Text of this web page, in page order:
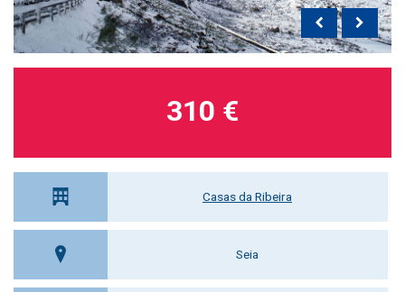
Casas da Ribeira
Seia
310 €